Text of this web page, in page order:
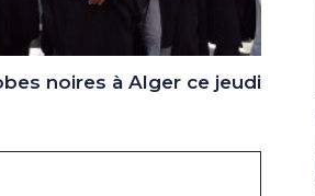
noires à Alger ce jeudi